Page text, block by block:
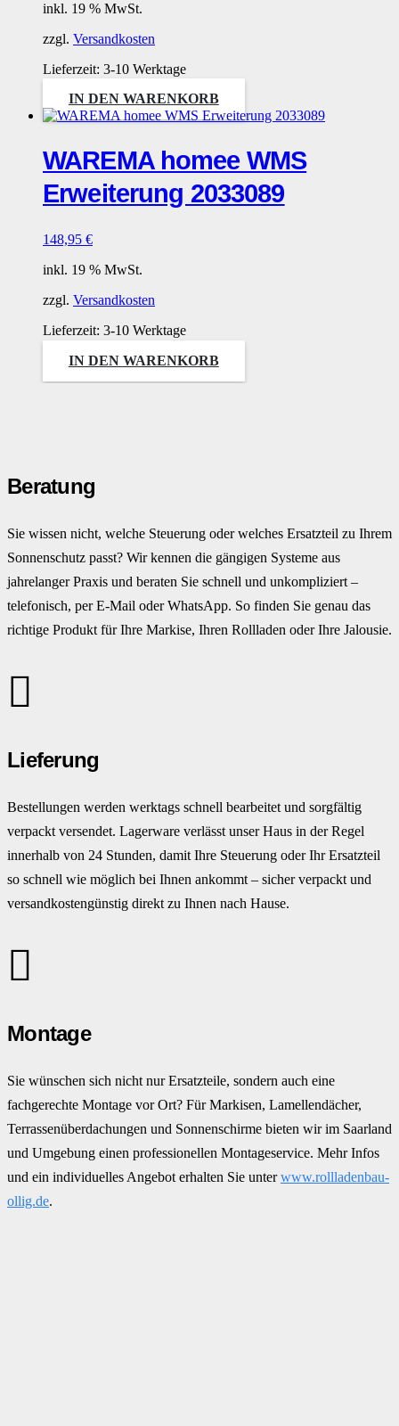
inkl. 19 % MwSt.
zzgl. Versandkosten
Lieferzeit: 3-10 Werktage
IN DEN WARENKORB
WAREMA homee WMS
Erweiterung 2033089
148,95 €
inkl. 19 % MwSt.
zzgl. Versandkosten
Lieferzeit: 3-10 Werktage
IN DEN WARENKORB
Beratung
Sie wissen nicht, welche Steuerung oder welches Ersatzteil zu Ihrem
Sonnenschutz passt? Wir kennen die gängigen Systeme aus
jahrelanger Praxis und beraten Sie schnell und unkompliziert –
telefonisch, per E-Mail oder WhatsApp. So finden Sie genau das
richtige Produkt für Ihre Markise, Ihren Rollladen oder Ihre Jalousie.
Lieferung
Bestellungen werden werktags schnell bearbeitet und sorgfältig
verpackt versendet. Lagerware verlässt unser Haus in der Regel
innerhalb von 24 Stunden, damit Ihre Steuerung oder Ihr Ersatzteil
so schnell wie möglich bei Ihnen ankommt – sicher verpackt und
versandkostengünstig direkt zu Ihnen nach Hause.
Montage
Sie wünschen sich nicht nur Ersatzteile, sondern auch eine
fachgerechte Montage vor Ort? Für Markisen, Lamellendächer,
Terrassenüberdachungen und Sonnenschirme bieten wir im Saarland
und Umgebung einen professionellen Montageservice. Mehr Infos
und ein individuelles Angebot erhalten Sie unterwww.rollladenbau-
ollig.de.